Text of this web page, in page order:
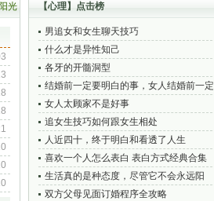
光 【心理】点击榜
男追女和女生聊天技巧
什么才是异性知己
各牙的开髓洞型
结婚前一定要明白的事，女人结婚前一定
要看的10句话
女人太顾家不是好事
追女生技巧如何跟女生相处
人近四十，终于明白和看透了人生
喜欢一个人怎么表白 表白方式经典合集
生活真的是种态度，尽管它不会永远阳
光，但你却可以寻找内心的那片艳阳
双方父母见面订婚程序全攻略